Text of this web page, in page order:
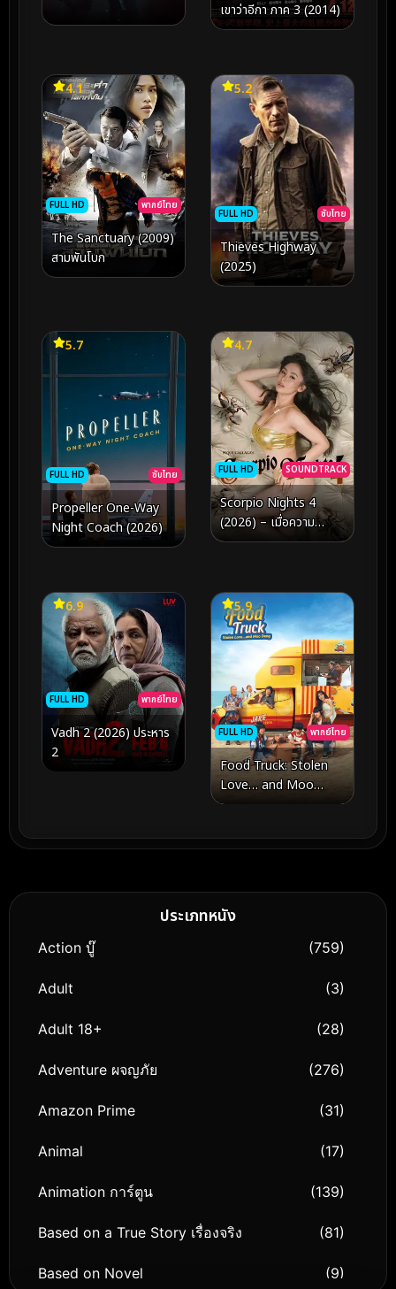
เขาว่าอีกา ภาค 3 (2014)
FULL HD พากย์ไทย
4.1
The Sanctuary (2009)
สามพันโบก
FULL HD ซับไทย
5.2
Thieves Highway
(2025)
FULL HD ซับไทย
5.7
Propeller One-Way
Night Coach (2026)
FULL HD SOUNDTRACK
4.7
Scorpio Nights 4
(2026) – เมื่อความ
ปรารถนาต้องห้าม เผชิญ
FULL HD พากย์ไทย
6.9
Vadh 2 (2026) ประหาร
2
FULL HD พากย์ไทย
5.9
Food Truck: Stolen
Love… and Moo
Deng (2025) ฟู้ดทรัค
ประเภทหนัง
Action บู๊ (759)
Adult (3)
Adult 18+ (28)
Adventure ผจญภัย (276)
Amazon Prime (31)
Animal (17)
Animation การ์ตูน (139)
Based on a True Story เรื่องจริง (81)
Based on Novel (9)